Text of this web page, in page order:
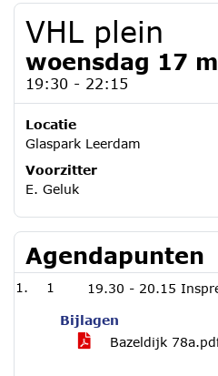
VHL plein
woensdag 17
19:30 - 22:15
Locatie
Glaspark Leerdam
Voorzitter
E. Geluk
Agendapunten
1 19.30 - 20.15
Bijlagen
Bazeldijk